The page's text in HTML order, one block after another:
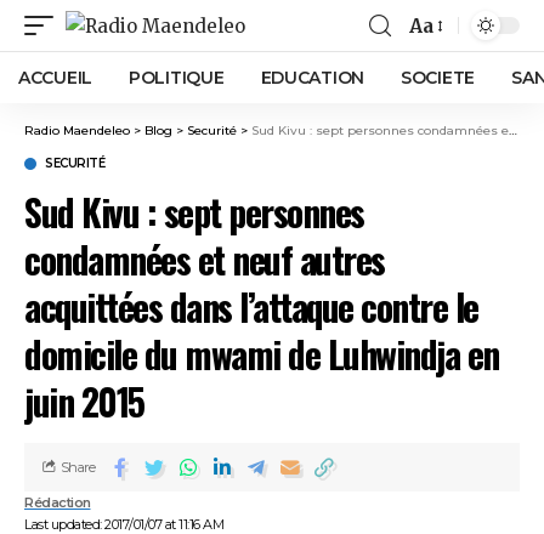
Aa
ACCUEIL POLITIQUE EDUCATION SOCIETE
Radio Maendeleo > Blog > Securité > Sud Kivu : sept personnes condamnées et neuf autres acquittées dans l’attaque contre le domicile du mwami de Luhwindja en juin 2015
SECURITÉ
Sud Kivu : sept personnes
condamnées et neuf autres
acquittées dans l’attaque contre le
domicile du mwami de Luhwindja en
juin 2015
Last updated: 2017/01/07 at 11:16 AM
Rédaction
Share